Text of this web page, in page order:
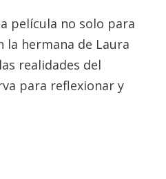
película no solo para
la hermana de Laura
realidades del
para reflexionar y